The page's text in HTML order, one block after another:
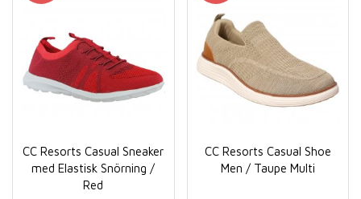
CC Resorts Casual Sneaker
med Elastisk Snörning /
Red
CC Resorts Casual Shoe
Men / Taupe Multi